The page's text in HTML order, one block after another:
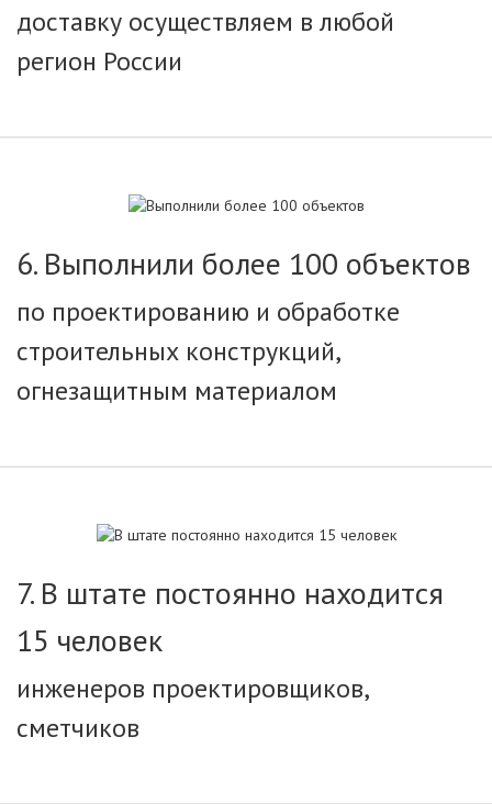
доставку осуществляем в любой
регион России
6. Выполнили более 100 объектов
по проектированию и обработке
строительных конструкций,
огнезащитным материалом
7. В штате постоянно находится
15 человек
инженеров проектировщиков,
сметчиков